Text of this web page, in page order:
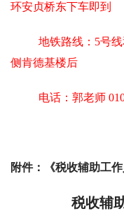
环安贞桥东下车即到
地铁路线：5号线
侧肯德基楼后
电话：郭老师
附件：《税收辅助工作
税收辅